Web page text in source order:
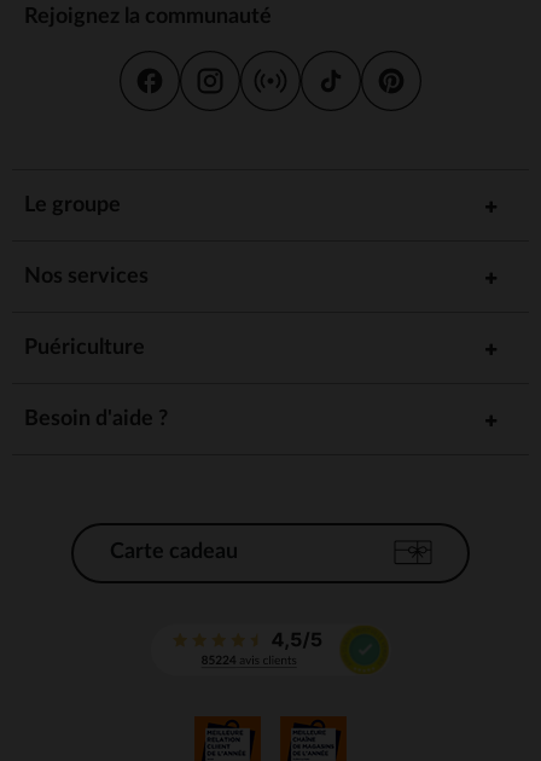
Rejoignez la communauté
Le groupe
Nos services
Puériculture
Besoin d'aide ?
Carte cadeau